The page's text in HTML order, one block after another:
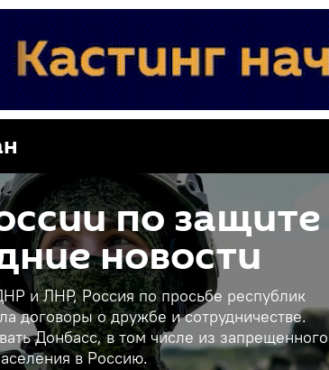
по защите
новости
и ЛНР, Россия по просьбе республик
договоры о дружбе и сотрудничестве.
Донбасс, в том числе из запрещенного
в Россию.